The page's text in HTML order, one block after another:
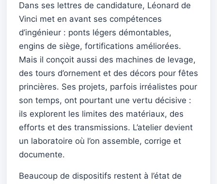
Dans ses lettres de candidature, Léonard de
Vinci met en avant ses compétences
d’ingénieur : ponts légers démontables,
engins de siège, fortifications améliorées.
Mais il conçoit aussi des machines de levage,
des tours d’ornement et des décors pour fêtes
princières. Ses projets, parfois irréalistes pour
son temps, ont pourtant une vertu décisive :
ils explorent les limites des matériaux, des
efforts et des transmissions. L’atelier devient
un laboratoire où l’on assemble, corrige et
documente.
Beaucoup de dispositifs restent à l’état de